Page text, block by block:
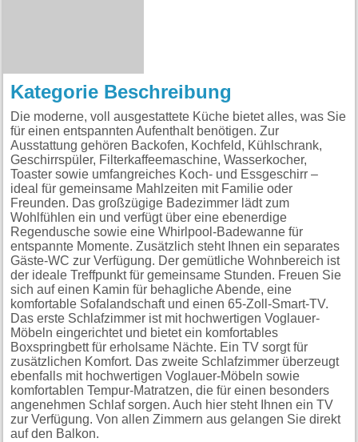
Kategorie Beschreibung
Die moderne, voll ausgestattete Küche bietet alles, was Sie
für einen entspannten Aufenthalt benötigen. Zur
Ausstattung gehören Backofen, Kochfeld, Kühlschrank,
Geschirrspüler, Filterkaffeemaschine, Wasserkocher,
Toaster sowie umfangreiches Koch- und Essgeschirr –
ideal für gemeinsame Mahlzeiten mit Familie oder
Freunden. Das großzügige Badezimmer lädt zum
Wohlfühlen ein und verfügt über eine ebenerdige
Regendusche sowie eine Whirlpool-Badewanne für
entspannte Momente. Zusätzlich steht Ihnen ein separates
Gäste-WC zur Verfügung. Der gemütliche Wohnbereich ist
der ideale Treffpunkt für gemeinsame Stunden. Freuen Sie
sich auf einen Kamin für behagliche Abende, eine
komfortable Sofalandschaft und einen 65-Zoll-Smart-TV.
Das erste Schlafzimmer ist mit hochwertigen Voglauer-
Möbeln eingerichtet und bietet ein komfortables
Boxspringbett für erholsame Nächte. Ein TV sorgt für
zusätzlichen Komfort. Das zweite Schlafzimmer überzeugt
ebenfalls mit hochwertigen Voglauer-Möbeln sowie
komfortablen Tempur-Matratzen, die für einen besonders
angenehmen Schlaf sorgen. Auch hier steht Ihnen ein TV
zur Verfügung. Von allen Zimmern aus gelangen Sie direkt
auf den Balkon.